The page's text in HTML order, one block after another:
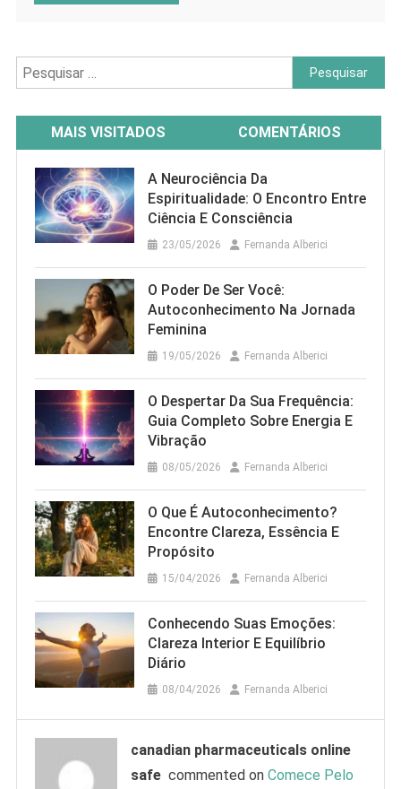
Pesquisar
por:
MAIS VISITADOS COMENTÁRIOS
A Neurociência Da
Espiritualidade: O Encontro Entre
Ciência E Consciência
23/05/2026 Fernanda Alberici
O Poder De Ser Você:
Autoconhecimento Na Jornada
Feminina
19/05/2026 Fernanda Alberici
O Despertar Da Sua Frequência:
Guia Completo Sobre Energia E
Vibração
08/05/2026 Fernanda Alberici
O Que É Autoconhecimento?
Encontre Clareza, Essência E
Propósito
15/04/2026 Fernanda Alberici
Conhecendo Suas Emoções:
Clareza Interior E Equilíbrio
Diário
08/04/2026 Fernanda Alberici
canadian pharmaceuticals online
safe commented onComece Pelo